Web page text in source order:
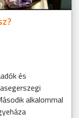
és
alkalommal